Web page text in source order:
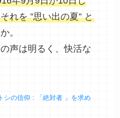
れを ”思い出の夏” と
。
声は明るく、快活な
シの信仰 : 「絶対者 」を求め